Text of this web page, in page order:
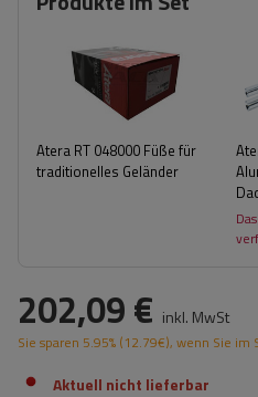
Atera RT 048000 Füße für
traditionelles Geländer
202,09 € inkl. MwSt
Sie sparen 5.95% (12.79€), wenn Sie im
Aktuell nicht lieferbar